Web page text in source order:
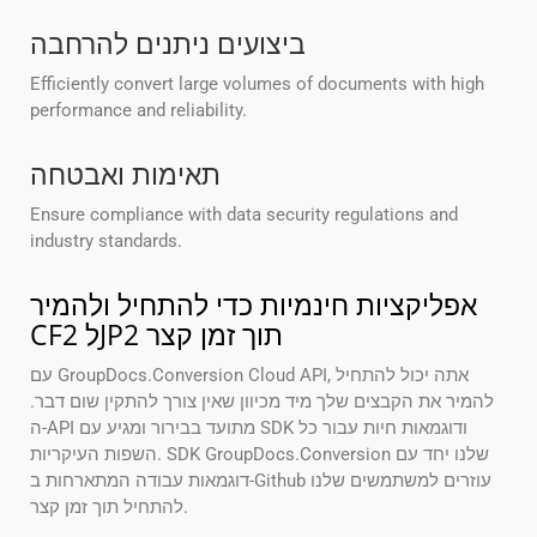
ביצועים ניתנים להרחבה
Efficiently convert large volumes of documents with high
performance and reliability.
תאימות ואבטחה
Ensure compliance with data security regulations and
industry standards.
אפליקציות חינמיות כדי להתחיל ולהמיר
CF2 לJP2 תוך זמן קצר
עם GroupDocs.Conversion Cloud API, אתה יכול להתחיל
להמיר את הקבצים שלך מיד מכיוון שאין צורך להתקין שום דבר.
ה-API מתועד בבירור ומגיע עם SDK ודוגמאות חיות עבור כל
השפות העיקריות. SDK GroupDocs.Conversion שלנו יחד עם
דוגמאות עבודה המתארחות ב-Github עוזרים למשתמשים שלנו
להתחיל תוך זמן קצר.